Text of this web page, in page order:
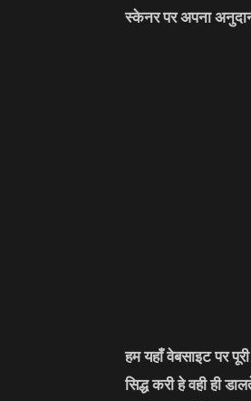
स्केनर पर अपना
हम यहाँ वेबसाइट पर
सिद्ध करी हे वही ही